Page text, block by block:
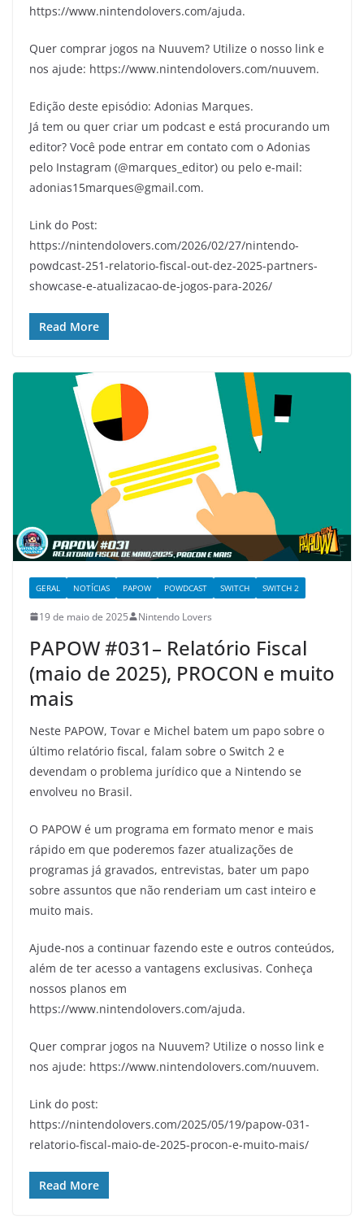
https://www.nintendolovers.com/ajuda.
Quer comprar jogos na Nuuvem? Utilize o nosso link e
nos ajude: https://www.nintendolovers.com/nuuvem.
Edição deste episódio: Adonias Marques.
Já tem ou quer criar um podcast e está procurando um
editor? Você pode entrar em contato com o Adonias
pelo Instagram (@marques_editor) ou pelo e-mail:
adonias15marques@gmail.com.
Link do Post:
https://nintendolovers.com/2026/02/27/nintendo-
powdcast-251-relatorio-fiscal-out-dez-2025-partners-
showcase-e-atualizacao-de-jogos-para-2026/
Read More
GERAL NOTÍCIAS PAPOW POWDCAST SWITCH SWITCH 2
19 de maio de 2025 Nintendo Lovers
PAPOW #031– Relatório Fiscal
(maio de 2025), PROCON e muito
mais
Neste PAPOW, Tovar e Michel batem um papo sobre o
último relatório fiscal, falam sobre o Switch 2 e
devendam o problema jurídico que a Nintendo se
envolveu no Brasil.
O PAPOW é um programa em formato menor e mais
rápido em que poderemos fazer atualizações de
programas já gravados, entrevistas, bater um papo
sobre assuntos que não renderiam um cast inteiro e
muito mais.
Ajude-nos a continuar fazendo este e outros conteúdos,
além de ter acesso a vantagens exclusivas. Conheça
nossos planos em
https://www.nintendolovers.com/ajuda.
Quer comprar jogos na Nuuvem? Utilize o nosso link e
nos ajude: https://www.nintendolovers.com/nuuvem.
Link do post:
https://nintendolovers.com/2025/05/19/papow-031-
relatorio-fiscal-maio-de-2025-procon-e-muito-mais/
Read More